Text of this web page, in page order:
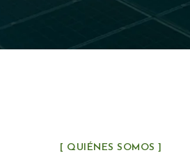
[ QUIÉNES SOMOS ]